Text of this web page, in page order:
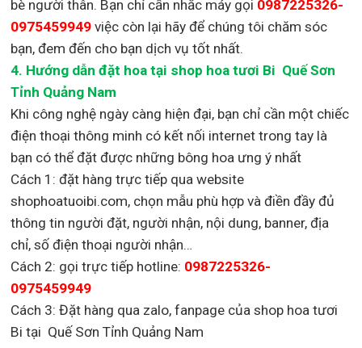
bè người thân. Bạn chỉ cần nhắc máy gọi 0987225326-
0975459949việc còn lại hãy để chúng tôi chăm sóc
bạn, đem đến cho bạn dịch vụ tốt nhất.
4. Hướng dẫn đặt hoa tại shop hoa tươi Bi Quế Sơn
Tỉnh Quảng Nam
Khi công nghệ ngày càng hiện đại, bạn chỉ cần một chiếc
điện thoại thông minh có kết nối internet trong tay là
bạn có thể đặt được những bông hoa ưng ý nhất
Cách 1: đặt hàng trực tiếp qua website
shophoatuoibi.com, chọn mẫu phù hợp và điền đầy đủ
thông tin người đặt, người nhận, nội dung, banner, địa
chỉ, số điện thoại người nhận…
Cách 2: gọi trực tiếp hotline: 0987225326-
0975459949
Cách 3: Đặt hàng qua zalo, fanpage của shop hoa tươi
Bi tại Quế Sơn Tỉnh Quảng Nam